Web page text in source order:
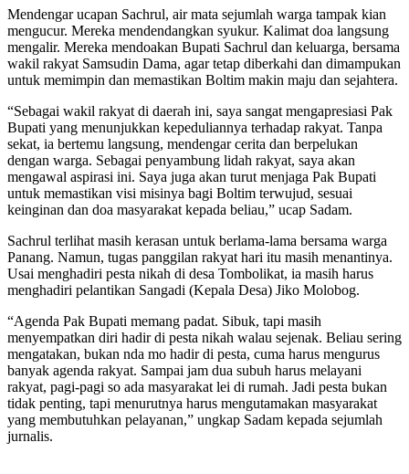
Mendengar ucapan Sachrul, air mata sejumlah warga tampak kian
mengucur. Mereka mendendangkan syukur. Kalimat doa langsung
mengalir. Mereka mendoakan Bupati Sachrul dan keluarga, bersama
wakil rakyat Samsudin Dama, agar tetap diberkahi dan dimampukan
untuk memimpin dan memastikan Boltim makin maju dan sejahtera.
“Sebagai wakil rakyat di daerah ini, saya sangat mengapresiasi Pak
Bupati yang menunjukkan kepeduliannya terhadap rakyat. Tanpa
sekat, ia bertemu langsung, mendengar cerita dan berpelukan
dengan warga. Sebagai penyambung lidah rakyat, saya akan
mengawal aspirasi ini. Saya juga akan turut menjaga Pak Bupati
untuk memastikan visi misinya bagi Boltim terwujud, sesuai
keinginan dan doa masyarakat kepada beliau,” ucap Sadam.
Sachrul terlihat masih kerasan untuk berlama-lama bersama warga
Panang. Namun, tugas panggilan rakyat hari itu masih menantinya.
Usai menghadiri pesta nikah di desa Tombolikat, ia masih harus
menghadiri pelantikan Sangadi (Kepala Desa) Jiko Molobog.
“Agenda Pak Bupati memang padat. Sibuk, tapi masih
menyempatkan diri hadir di pesta nikah walau sejenak. Beliau sering
mengatakan, bukan nda mo hadir di pesta, cuma harus mengurus
banyak agenda rakyat. Sampai jam dua subuh harus melayani
rakyat, pagi-pagi so ada masyarakat lei di rumah. Jadi pesta bukan
tidak penting, tapi menurutnya harus mengutamakan masyarakat
yang membutuhkan pelayanan,” ungkap Sadam kepada sejumlah
jurnalis.